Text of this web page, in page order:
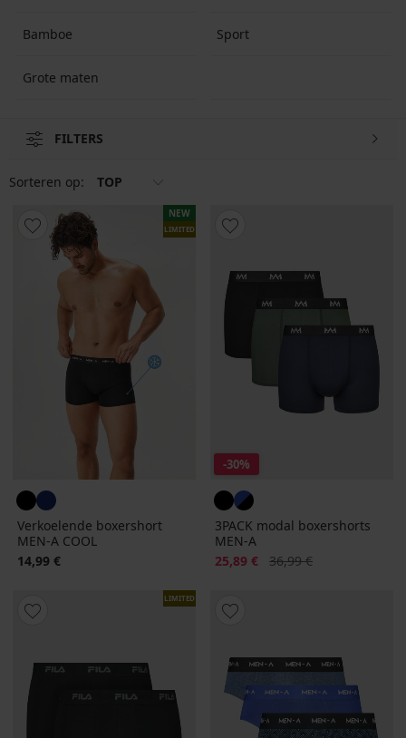
Bamboe Sport
Grote maten
FILTERS
Sorteren op: TOP
NEW
LIMITED
Verkoelende boxershort
MEN-A COOL
14,99 €
-30%
3PACK modal boxershorts
MEN-A
Korting
25,89 € Oorspronkelijke prijs
36,99 €
LIMITED